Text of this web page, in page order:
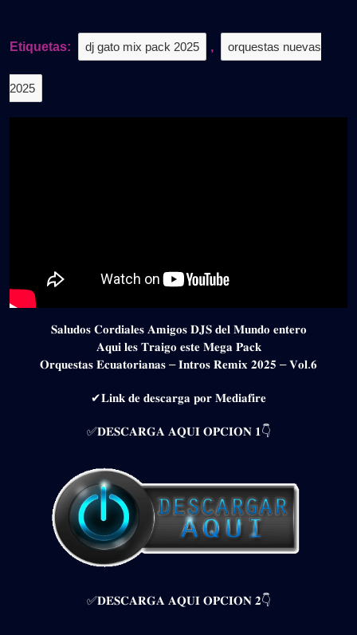
Gratis
Etiquetas: dj gato mix pack 2025 , orquestas nuevas
2025
𝐒𝐚𝐥𝐮𝐝𝐨𝐬 𝐂𝐨𝐫𝐝𝐢𝐚𝐥𝐞𝐬 𝐀𝐦𝐢𝐠𝐨𝐬 𝐃𝐉𝐒 𝐝𝐞𝐥 𝐌𝐮𝐧𝐝𝐨 𝐞𝐧𝐭𝐞𝐫𝐨
𝐀𝐪𝐮𝐢 𝐥𝐞𝐬 𝐓𝐫𝐚𝐢𝐠𝐨 𝐞𝐬𝐭𝐞 𝐌𝐞𝐠𝐚 𝐏𝐚𝐜𝐤
𝐎𝐫𝐪𝐮𝐞𝐬𝐭𝐚𝐬 𝐄𝐜𝐮𝐚𝐭𝐨𝐫𝐢𝐚𝐧𝐚𝐬 – 𝐈𝐧𝐭𝐫𝐨𝐬 𝐑𝐞𝐦𝐢𝐱 𝟐𝟎𝟐𝟓 – 𝐕𝐨𝐥.𝟔
✔𝐋𝐢𝐧𝐤 𝐝𝐞 𝐝𝐞𝐬𝐜𝐚𝐫𝐠𝐚 𝐩𝐨𝐫 𝐌𝐞𝐝𝐢𝐚𝐟𝐢𝐫𝐞
✅𝐃𝐄𝐒𝐂𝐀𝐑𝐆𝐀 𝐀𝐐𝐔𝐈 𝐎𝐏𝐂𝐈𝐎𝐍 𝟏👇
✅𝐃𝐄𝐒𝐂𝐀𝐑𝐆𝐀 𝐀𝐐𝐔𝐈 𝐎𝐏𝐂𝐈𝐎𝐍 𝟐👇